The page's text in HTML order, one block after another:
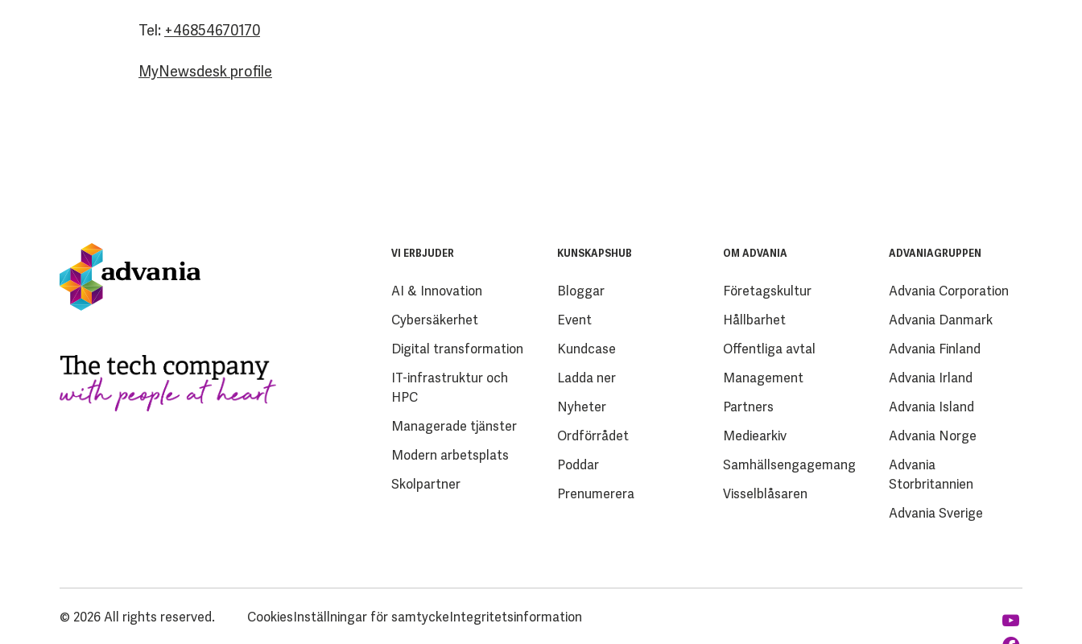
Tel: +46854670170
MyNewsdesk profile
VI ERBJUDER
AI & Innovation
Cybersäkerhet
Digital transformation
IT-infrastruktur och
HPC
Managerade tjänster
Modern arbetsplats
Skolpartner
KUNSKAPSHUB
Bloggar
Event
Kundcase
Ladda ner
Nyheter
Ordförrådet
Poddar
Prenumerera
OM ADVANIA
Företagskultur
Hållbarhet
Offentliga avtal
Management
Partners
Mediearkiv
Samhällsengagemang
Visselblåsaren
ADVANIAGRUPPEN
Advania Corporation
Advania Danmark
Advania Finland
Advania Irland
Advania Island
Advania Norge
Advania
Storbritannien
Advania Sverige
© 2026 All rights reserved. CookiesInställningar för samtyckeIntegritetsinformation